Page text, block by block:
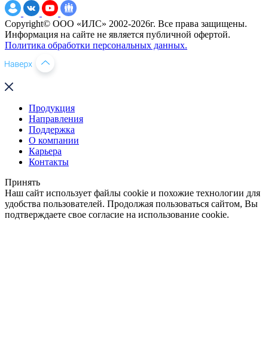
Copyright© ООО «ИЛС» 2002-2026г. Все права защищены.
Информация на сайте не является публичной офертой.
Политика обработки персональных данных.
Продукция
Направления
Поддержка
О компании
Карьера
Контакты
Принять
Наш сайт использует файлы cookie и похожие технологии для
удобства пользователей. Продолжая пользоваться сайтом, Вы
подтверждаете свое согласие на использование cookie.